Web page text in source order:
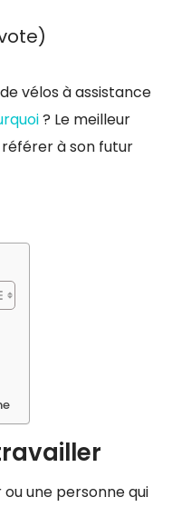
vélos à assistance
? Le meilleur
à son futur
une personne qui